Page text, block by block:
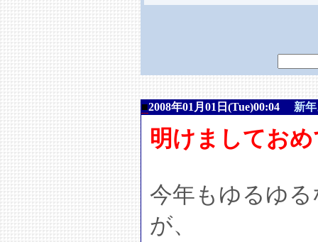
■2008年01月01日(Tue)00:04 新
明けましてお
今年もゆるゆ
が、